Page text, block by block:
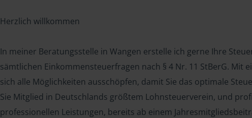
Herzlich willkommen
In meiner Beratungsstelle in Wangen erstelle ich gerne Ihre
sämtlichen Einkommensteuerfragen nach § 4 Nr. 11 StBerG. Mit
sich alle Möglichkeiten ausschöpfen, damit Sie das optimale
Sie Mitglied in Deutschlands größtem Lohnsteuerverein, und
professionellen Leistungen, bereits ab einem